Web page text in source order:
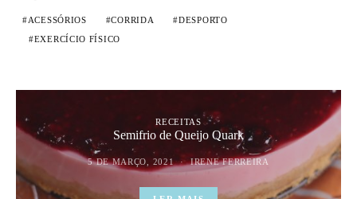
ACESSÓRIOS CORRIDA
DESPORTO
EXERCÍCIO FÍSICO
RECEITAS
Semifrio de Queijo Quark
5 DE MARÇO, 2021 IRENE FERREIRA